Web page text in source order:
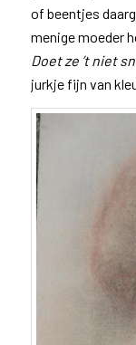
of beentjes
menige moeder
Doet ze ’t niet
jurkje fijn van